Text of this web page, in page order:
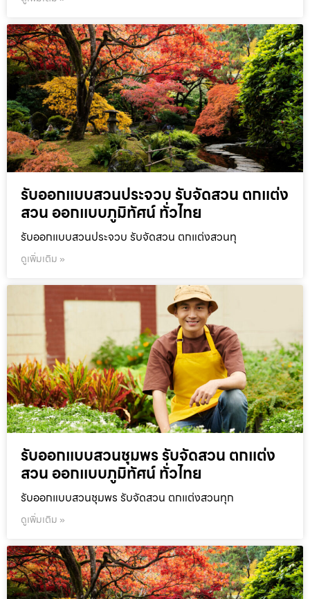
รับออกแบบสวนประจวบ รับจัดสวน ตกแต่ง
สวน ออกแบบภูมิทัศน์ ทั่วไทย
รับออกแบบสวนประจวบ รับจัดสวน ตกแต่งสวนทุ
ดูเพิ่มเติม »
รับออกแบบสวนชุมพร รับจัดสวน ตกแต่ง
สวน ออกแบบภูมิทัศน์ ทั่วไทย
รับออกแบบสวนชุมพร รับจัดสวน ตกแต่งสวนทุก
ดูเพิ่มเติม »